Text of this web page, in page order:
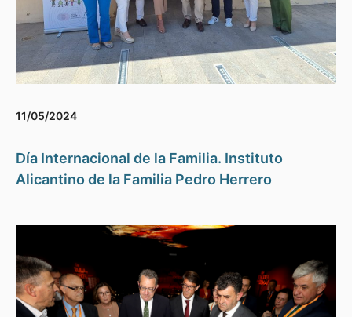
11/05/2024
Día Internacional de la Familia. Instituto
Alicantino de la Familia Pedro Herrero